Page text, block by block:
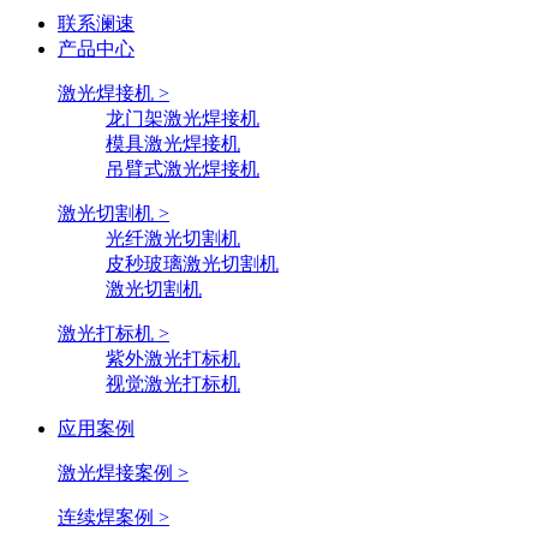
联系澜速
产品中心
激光焊接机 >
龙门架激光焊接机
模具激光焊接机
吊臂式激光焊接机
激光切割机 >
光纤激光切割机
皮秒玻璃激光切割机
激光切割机
激光打标机 >
紫外激光打标机
视觉激光打标机
应用案例
激光焊接案例 >
连续焊案例 >